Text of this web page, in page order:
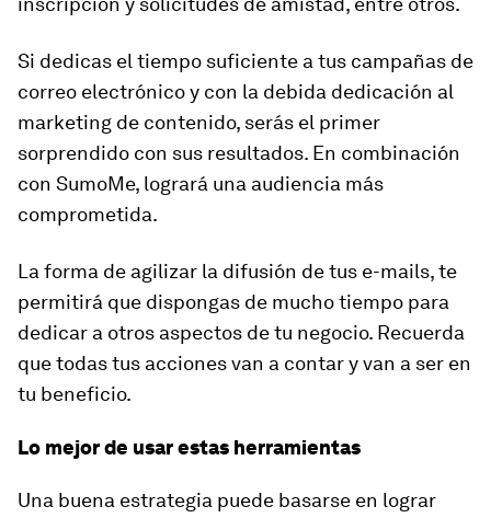
Si dedicas el tiempo suficiente a tus campañas de
correo electrónico y con la debida dedicación al
marketing de contenido, serás el primer
sorprendido con sus resultados. En combinación
con SumoMe, logrará una audiencia más
comprometida.
La forma de agilizar la difusión de tus e-mails, te
permitirá que dispongas de mucho tiempo para
dedicar a otros aspectos de tu negocio. Recuerda
que todas tus acciones van a contar y van a ser en
tu beneficio.
Lo mejor de usar estas herramientas
Una buena estrategia puede basarse en lograr